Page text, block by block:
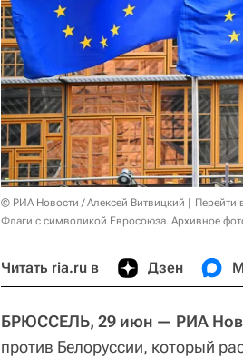
© РИА Новости / Алексей Витвицкий
Перейти
Флаги с символикой Евросоюза. Архивное
Читать ria.ru в Дзен
БРЮССЕЛЬ, 29 июн — РИА
против Белоруссии, который